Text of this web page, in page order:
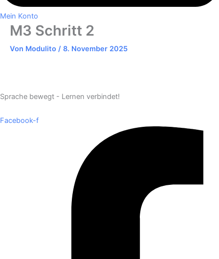
Mein Konto
M3 Schritt 2
Von Modulito / 8. November 2025
Sprache bewegt - Lernen verbindet!
Facebook-f